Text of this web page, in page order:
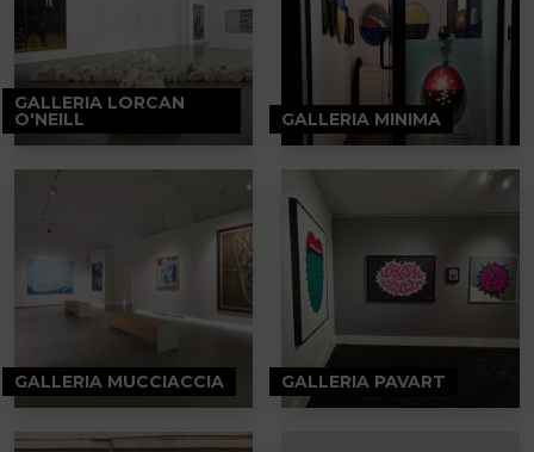
GALLERIA LORCAN
O'NEILL GALLERIA MINIMA
GALLERIA MUCCIACCIA GALLERIA PAVART